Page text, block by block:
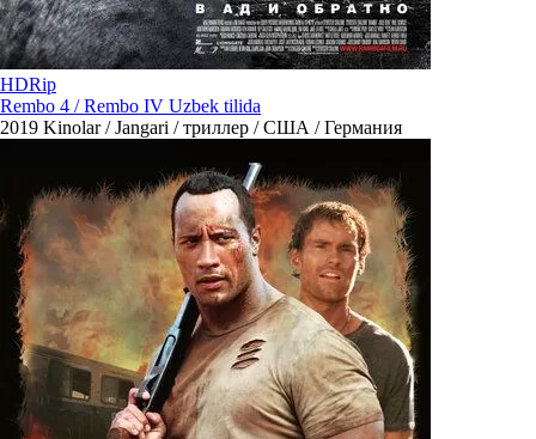
HDRip
Rembo 4 / Rembo IV Uzbek tilida
2019 Kinolar / Jangari / триллер / США / Германия